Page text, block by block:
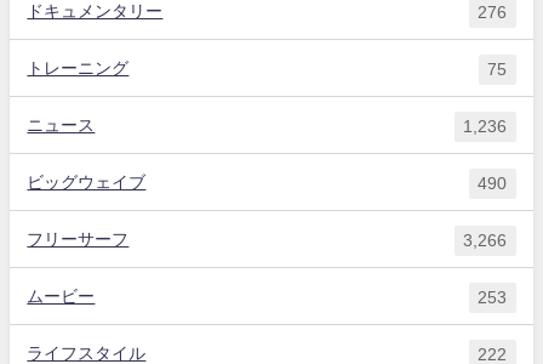
ドキュメンタリー 276
トレーニング 75
ニュース 1,236
ビッグウェイブ 490
フリーサーフ 3,266
ムービー 253
ライフスタイル 222